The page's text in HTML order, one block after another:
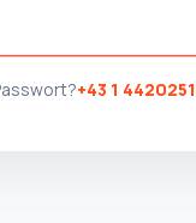
+43 1 4420251